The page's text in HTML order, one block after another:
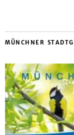
MÜNCHNER